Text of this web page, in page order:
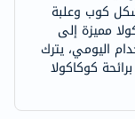
كوب وعلبة
مميزة إلى
اليومي، يترك
كوكاكولا